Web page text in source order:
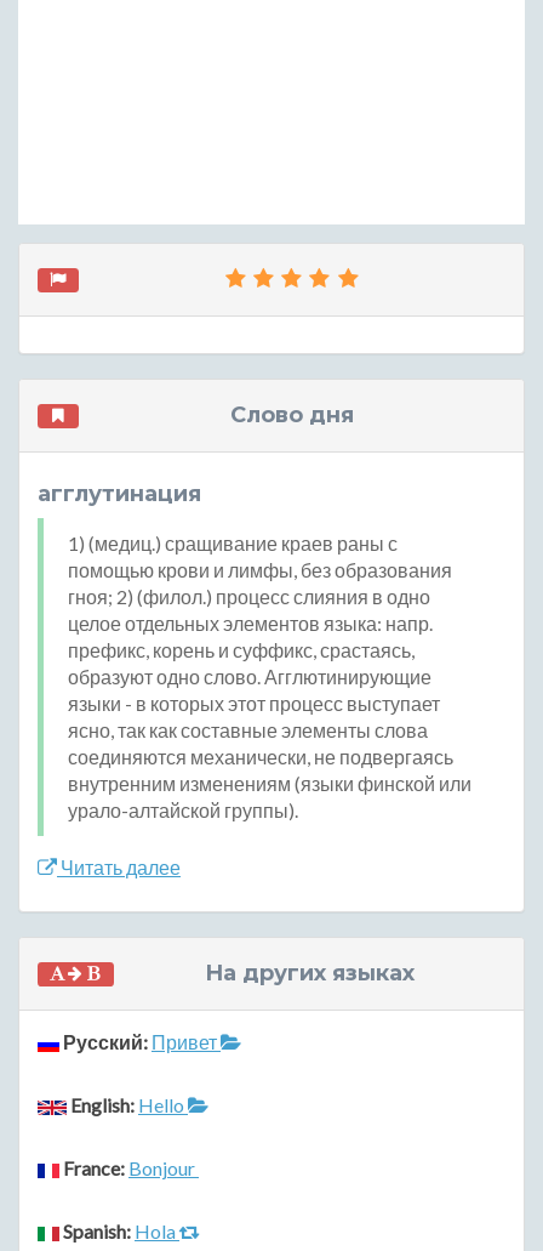
Слово дня
агглутинация
1) (медиц.) сращивание краев раны с
помощью крови и лимфы, без образования
гноя; 2) (филол.) процесс слияния в одно
целое отдельных элементов языка: напр.
префикс, корень и суффикс, срастаясь,
образуют одно слово. Агглютинирующие
языки - в которых этот процесс выступает
ясно, так как составные элементы слова
соединяются механически, не подвергаясь
внутренним изменениям (языки финской или
урало-алтайской группы).
Читать далее
На других языках
Русский: Привет
English: Hello
France: Bonjour
Spanish: Hola